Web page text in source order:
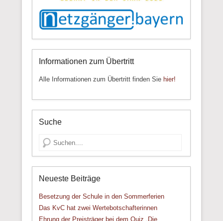
Informationen zum Übertritt
Alle Informationen zum Übertritt finden Sie hier!
Suche
Suche
Neueste Beiträge
Besetzung der Schule in den Sommerferien
Das KvC hat zwei Wertebotschafterinnen
Ehrung der Preisträger bei dem Quiz „Die